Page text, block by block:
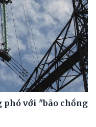
phó với "bão chồng